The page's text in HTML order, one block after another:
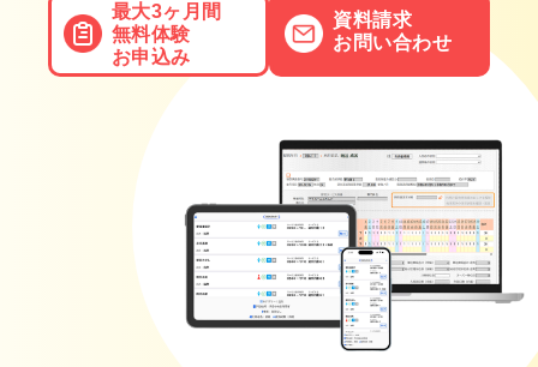
最大3ヶ月間
無料体験
お申込み
資料請求
お問い合わせ